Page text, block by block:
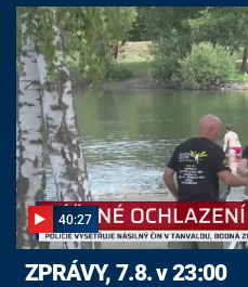
40:27
ZPRÁVY, 7.8. v 23:00